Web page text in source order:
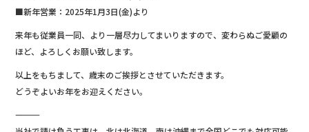
■新年営業：2025年1月3日(金)より
来年も従業員一同、より一層尽力してまいりますので、変わらぬご愛顧の
ほど、よろしくお願い致します。
以上をもちまして、歳末のご挨拶とさせていただきます。
どうぞよいお年をお迎えください。
―――――――――――――